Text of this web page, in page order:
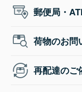
郵便局・
荷物のお問
再配達のご